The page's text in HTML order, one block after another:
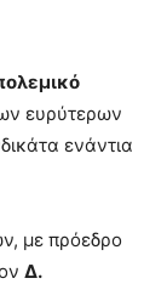
ευρύτερων
ενάντια
με πρόεδρο
Δ.